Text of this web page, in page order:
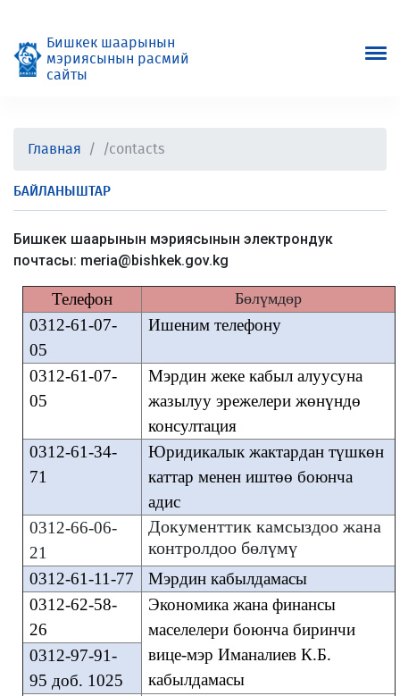
Бишкек шаарынын
мэриясынын расмий
сайты
Главная /contacts
БАЙЛАНЫШТАР
Бишкек шаарынын мэриясынын электрондук
почтасы: meria@bishkek.gov.kg
Телефон Бөлүмдөр
0312-61-07-
05
Ишеним телефону
0312-61-07-
05
Мэрдин жеке кабыл алуусуна
жазылуу эрежелери жөнүндө
консултация
0312-61-34-
71
Юридикалык жактардан түшкөн
каттар менен иштөө боюнча
адис
0312-66-06-
21
Документтик камсыздоо жана
контролдоо бөлүмү
0312-61-11-77
Мэрдин кабылдамасы
0312-62-58-
26
Экономика жана финансы
маселелери боюнча биринчи
вице-мэр Иманалиев К.Б.
кабылдамасы
0312-97-91-
95 доб. 1025